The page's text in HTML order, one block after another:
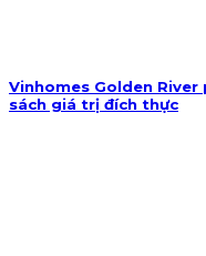
Vinhomes Golden River
sách giá trị đích thực